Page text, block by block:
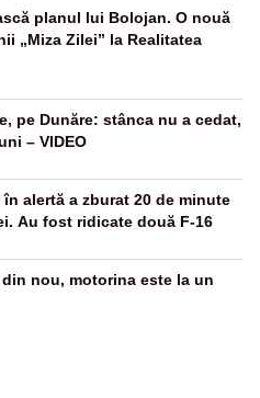
planul lui Bolojan. O nouă
„Miza Zilei” la Realitatea
pe Dunăre: stânca nu a cedat,
– VIDEO
alertă a zburat 20 de minute
Au fost ridicate două F-16
nou, motorina este la un